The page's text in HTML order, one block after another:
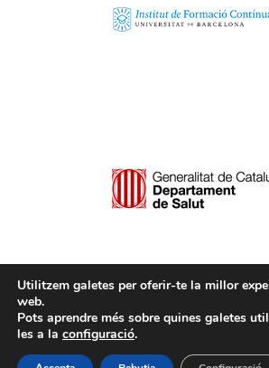
© Copyright - Máster en drogodependencias |
Solucionesproit|Avís Legal i Política de
Utilitzem galetes per oferir-te la millor
web.
Pots aprendre més sobre quines galetes
les a la configuració.